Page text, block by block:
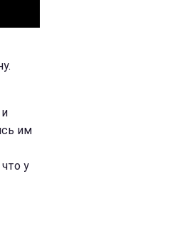
им
у